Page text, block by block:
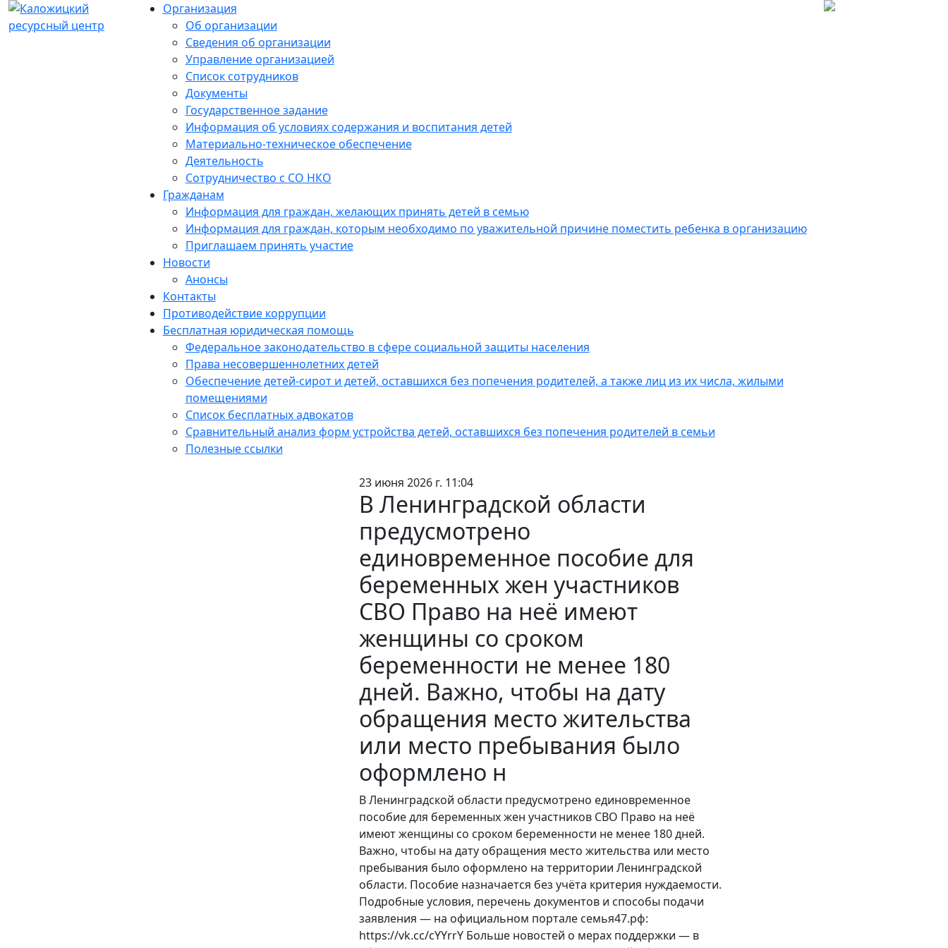
Организация
Об организации
Сведения об организации
Управление организацией
Список сотрудников
Документы
Государственное задание
Информация об условиях содержания и воспитания детей
Материально-техническое обеспечение
Деятельность
Сотрудничество с СО НКО
Гражданам
Информация для граждан, желающих принять детей в семью
Информация для граждан, которым необходимо по уважительной причине поместить ребенка в организацию
Приглашаем принять участие
Новости
Анонсы
Контакты
Противодействие коррупции
Бесплатная юридическая помощь
Федеральное законодательство в сфере социальной защиты населения
Права несовершеннолетних детей
Обеспечение детей-сирот и детей, оставшихся без попечения родителей, а также лиц из их числа, жилыми
помещениями
Список бесплатных адвокатов
Сравнительный анализ форм устройства детей, оставшихся без попечения родителей в семьи
Полезные ссылки
23 июня 2026 г. 11:04
В Ленинградской области
предусмотрено
единовременное пособие для
беременных жен участников
СВО Право на неё имеют
женщины со сроком
беременности не менее 180
дней. Важно, чтобы на дату
обращения место жительства
или место пребывания было
оформлено н
В Ленинградской области предусмотрено единовременное
пособие для беременных жен участников СВО Право на неё
имеют женщины со сроком беременности не менее 180 дней.
Важно, чтобы на дату обращения место жительства или место
пребывания было оформлено на территории Ленинградской
области. Пособие назначается без учёта критерия нуждаемости.
Подробные условия, перечень документов и способы подачи
заявления — на официальном портале семья47.рф:
https://vk.cc/cYYrrY Больше новостей о мерах поддержки — в